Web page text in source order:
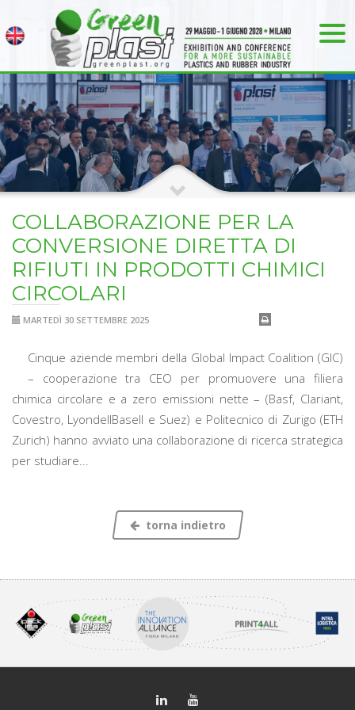
COLLABORAZIONE PER LA
CONVERSIONE DIRETTA DI
RIFIUTI IN PRODOTTI CHIMICI
CIRCOLARI
MARTEDÌ 30 SETTEMBRE 2025
Cinque aziende membri della Global Impact Coalition (GIC)
– cooperazione tra CEO per promuovere una filiera
chimica circolare e a zero emissioni nette – (Basf, Clariant,
Covestro, LyondellBasell e Suez) e Politecnico di Zurigo (ETH
Zurich) hanno avviato una collaborazione di ricerca strategica
per studiare...
torna indietro